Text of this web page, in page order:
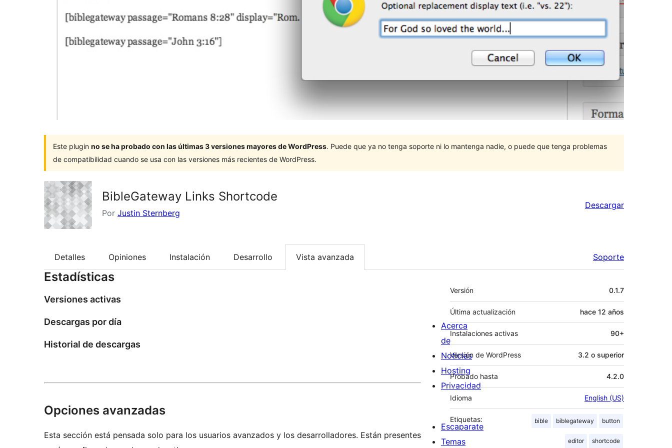
Este plugin no se ha probado con las últimas 3 versiones mayores de WordPress. Puede que ya no tenga soporte ni lo mantenga nadie, o puede que tenga problemas
de compatibilidad cuando se usa con las versiones más recientes de WordPress.
BibleGateway Links Shortcode
Por Justin Sternberg
Descargar
Detalles Opiniones Instalación Desarrollo Vista avanzada Soporte
Estadísticas
Versiones activas
Descargas por día
Historial de descargas
Opciones avanzadas
Esta sección está pensada solo para los usuarios avanzados y los desarrolladores. Están presentes
Meta
Versión 0.1.7
Última actualización hace 12 años
Instalaciones activas 90+
Versión de WordPress 3.2 o superior
Probado hasta 4.2.0
Idioma English (US)
Etiquetas: bible biblegateway button
editor shortcode
Acerca
de
Noticias
Hosting
Privacidad
Escaparate
Temas